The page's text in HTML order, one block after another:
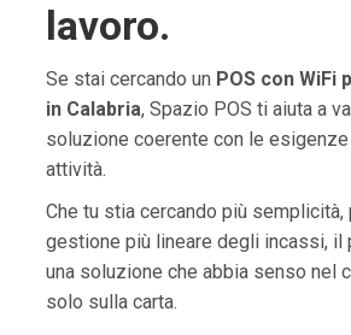
lavoro.
Se stai cercando un POS con WiFi
in Calabria, Spazio POS ti aiuta a
soluzione coerente con le
attività.
Che tu stia cercando più semplicità,
gestione più lineare degli incassi, il
una soluzione che abbia senso nel
solo sulla carta.